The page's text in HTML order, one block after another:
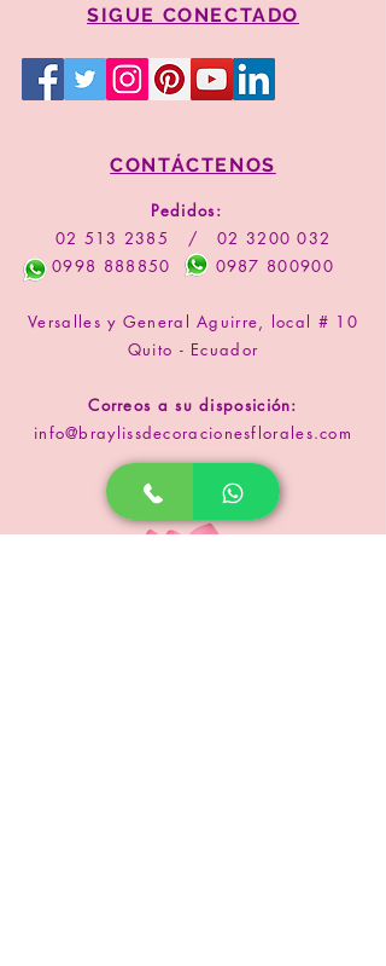
SIGUE CONECTADO
CONTÁCTENOS
Pedidos:
02 513 2385
/02 3200 032
0998 888850
0987 800900
Versalles y General Aguirre, local # 10
Quito - Ecuador
Correos a su disposición:
info@braylissdecoracionesflorales.com